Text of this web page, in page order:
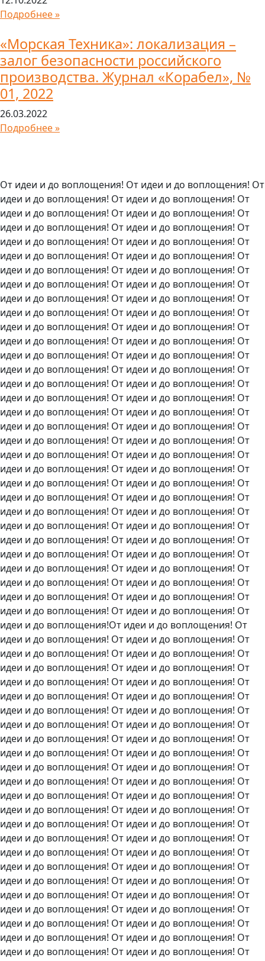
Подробнее »
«Морская Техника»: локализация –
залог безопасности российского
производства. Журнал «Корабел», №
01, 2022
26.03.2022
Подробнее »
От идеи и до воплощения! От идеи и до воплощения! От
идеи и до воплощения! От идеи и до воплощения! От
идеи и до воплощения! От идеи и до воплощения! От
идеи и до воплощения! От идеи и до воплощения! От
идеи и до воплощения! От идеи и до воплощения! От
идеи и до воплощения! От идеи и до воплощения! От
идеи и до воплощения! От идеи и до воплощения! От
идеи и до воплощения! От идеи и до воплощения! От
идеи и до воплощения! От идеи и до воплощения! От
идеи и до воплощения! От идеи и до воплощения! От
идеи и до воплощения! От идеи и до воплощения! От
идеи и до воплощения! От идеи и до воплощения! От
идеи и до воплощения! От идеи и до воплощения! От
идеи и до воплощения! От идеи и до воплощения! От
идеи и до воплощения! От идеи и до воплощения! От
идеи и до воплощения! От идеи и до воплощения! От
идеи и до воплощения! От идеи и до воплощения! От
идеи и до воплощения! От идеи и до воплощения! От
идеи и до воплощения! От идеи и до воплощения! От
идеи и до воплощения! От идеи и до воплощения! От
идеи и до воплощения! От идеи и до воплощения! От
идеи и до воплощения! От идеи и до воплощения! От
идеи и до воплощения! От идеи и до воплощения! От
идеи и до воплощения! От идеи и до воплощения! От
идеи и до воплощения! От идеи и до воплощения! От
идеи и до воплощения! От идеи и до воплощения! От
идеи и до воплощения! От идеи и до воплощения! От
идеи и до воплощения! От идеи и до воплощения! От
идеи и до воплощения! От идеи и до воплощения! От
идеи и до воплощения! От идеи и до воплощения! От
идеи и до воплощения! От идеи и до воплощения! От
идеи и до воплощения!От идеи и до воплощения! От
идеи и до воплощения! От идеи и до воплощения! От
идеи и до воплощения! От идеи и до воплощения! От
идеи и до воплощения! От идеи и до воплощения! От
идеи и до воплощения! От идеи и до воплощения! От
идеи и до воплощения! От идеи и до воплощения! От
идеи и до воплощения! От идеи и до воплощения! От
идеи и до воплощения! От идеи и до воплощения! От
идеи и до воплощения! От идеи и до воплощения! От
идеи и до воплощения! От идеи и до воплощения! От
идеи и до воплощения! От идеи и до воплощения! От
идеи и до воплощения! От идеи и до воплощения! От
идеи и до воплощения! От идеи и до воплощения! От
идеи и до воплощения! От идеи и до воплощения! От
идеи и до воплощения! От идеи и до воплощения! От
идеи и до воплощения! От идеи и до воплощения! От
идеи и до воплощения! От идеи и до воплощения! От
идеи и до воплощения! От идеи и до воплощения! От
идеи и до воплощения! От идеи и до воплощения! От
идеи и до воплощения! От идеи и до воплощения! От
идеи и до воплощения! От идеи и до воплощения! От
идеи и до воплощения! От идеи и до воплощения! От
идеи и до воплощения! От идеи и до воплощения! От
идеи и до воплощения! От идеи и до воплощения! От